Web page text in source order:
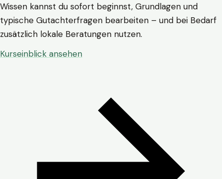
Wissen kannst du sofort beginnst, Grundlagen und
typische Gutachterfragen bearbeiten – und bei Bedarf
zusätzlich lokale Beratungen nutzen.
Kurseinblick ansehen